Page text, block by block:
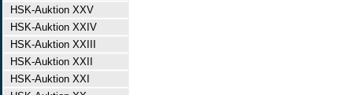
HSK-Auktion XXV
HSK-Auktion XXIV
HSK-Auktion XXIII
HSK-Auktion XXII
HSK-Auktion XXI